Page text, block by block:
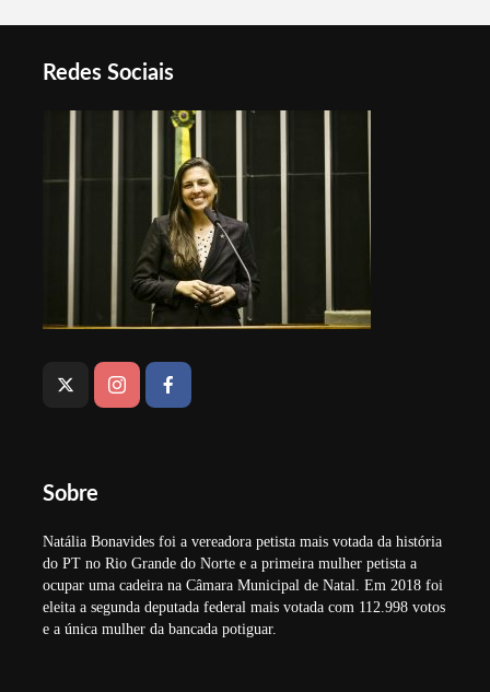
Redes Sociais
Sobre
Natália Bonavides foi a vereadora petista mais votada da história
do PT no Rio Grande do Norte e a primeira mulher petista a
ocupar uma cadeira na Câmara Municipal de Natal. Em 2018 foi
eleita a segunda deputada federal mais votada com 112.998 votos
e a única mulher da bancada potiguar.